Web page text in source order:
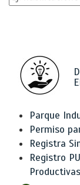
Parque
Permiso
Registra
Registro
Productivas